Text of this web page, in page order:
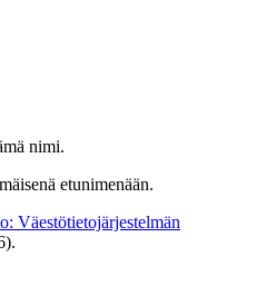
nimi.
etunimenään.
Väestötietojärjestelmän